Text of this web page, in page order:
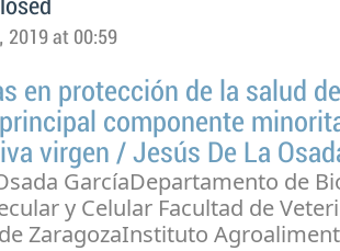
2019 at 00:59
en protección de la salud
componente
virgen / Jesús De La
GarcíaDepartamento de
y Celular Facultad de
ZaragozaInstituto